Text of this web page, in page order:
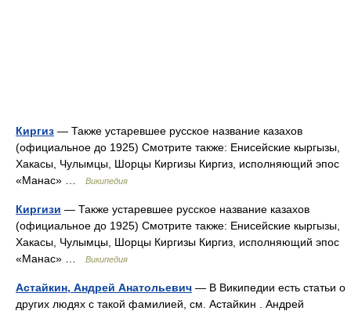
Киргиз — Также устаревшее русское название казахов
(официальное до 1925) Смотрите также: Енисейские кыргызы,
Хакасы, Чулымцы, Шорцы Киргизы Киргиз, исполняющий эпос
«Манас» …
Википедия
Киргизи — Также устаревшее русское название казахов
(официальное до 1925) Смотрите также: Енисейские кыргызы,
Хакасы, Чулымцы, Шорцы Киргизы Киргиз, исполняющий эпос
«Манас» …
Википедия
Астайкин, Андрей Анатольевич — В Википедии есть статьи о
других людях с такой фамилией, см. Астайкин . Андрей